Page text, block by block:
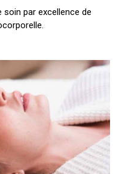
par excellence de